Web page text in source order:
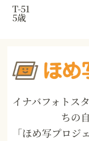
T-51
5歳
イナバフォトス
ちの
「ほめ写プロジ